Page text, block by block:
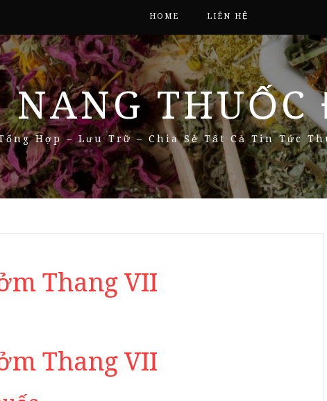
HOME LIÊN HỆ
NANG THUỐC
Hợp – Lưu Trữ – Chia Sẻ Tất Cả Tin Tức
Thang VII
Thang VII